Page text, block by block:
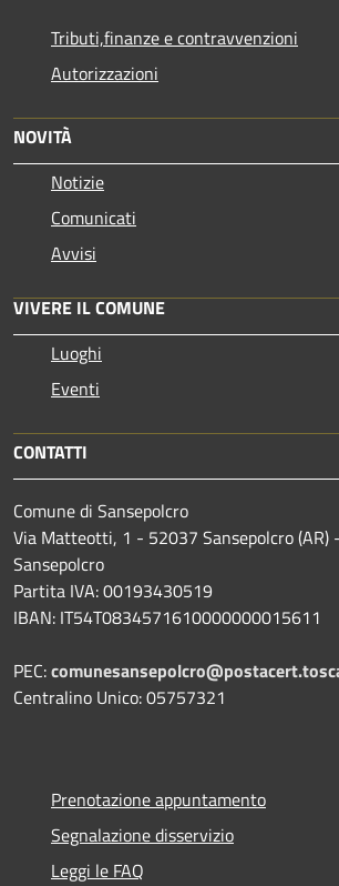
Tributi,finanze e contravvenzioni
Autorizzazioni
NOVITÀ
Notizie
Comunicati
Avvisi
VIVERE IL COMUNE
Luoghi
Eventi
CONTATTI
Comune di Sansepolcro
Via Matteotti, 1 - 52037 Sansepolcro (AR)
Sansepolcro
Partita IVA: 00193430519
IBAN: IT54T0834571610000000015611
PEC:
Centralino Unico: 05757321
Prenotazione appuntamento
Segnalazione disservizio
Leggi le FAQ